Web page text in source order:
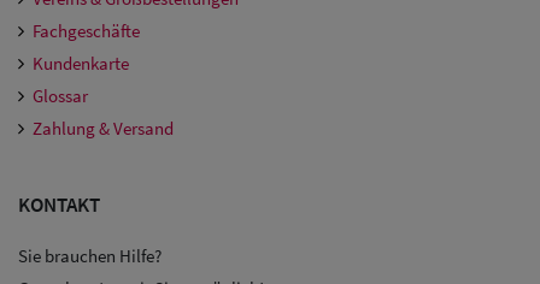
Fachgeschäfte
Kundenkarte
Glossar
Zahlung & Versand
KONTAKT
Sie brauchen Hilfe?